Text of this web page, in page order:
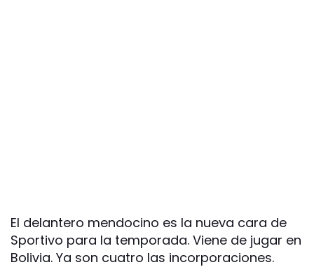
El delantero mendocino es la nueva cara de
Sportivo para la temporada. Viene de jugar en
Bolivia. Ya son cuatro las incorporaciones.